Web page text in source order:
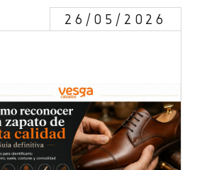
26/05/2026